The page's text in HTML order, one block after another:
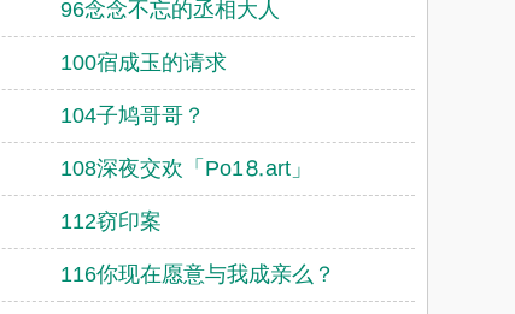
96念念不忘的丞相大人
100宿成玉的请求
104子鸠哥哥？
108深夜交欢「Рo1⒏аrt」
112窃印案
116你现在愿意与我成亲么？